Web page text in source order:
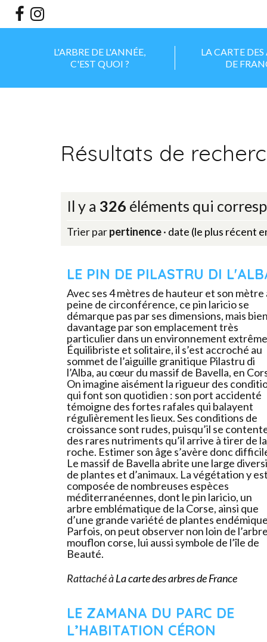
personnels
L'ARBRE DE L'ANNÉE,
C'EST QUOI ?
LA CARTE DES
DE
Résultats de
Il y a 326 éléments qui
Trier parpertinence· date (le plus récent
LE PIN DE PILASTRU DI
Avec ses 4 mètres de hauteur et son mètre
peine de circonférence, ce pin laricio se
démarque pas par ses dimensions, mais bien
davantage par son emplacement très
particulier dans un environnement
Équilibriste et solitaire, il s’est accroché au
sommet de l’aiguille granitique Pilastru di
l’Alba, au cœur du massif de Bavella, en
On imagine aisément la rigueur des
qui font son quotidien : son port accidenté
témoigne des fortes rafales qui balayent
régulièrement les lieux. Ses conditions de
croissance sont rudes, puisqu’il se
des rares nutriments qu’il arrive à tirer de la
roche. Estimer son âge s’avère donc
Le massif de Bavella abrite une large
de plantes et d’animaux. La végétation y est
composée de nombreuses espèces
méditerranéennes, dont le pin laricio, un
arbre emblématique de la Corse, ainsi que
d’une grande variété de plantes
Parfois, on peut observer non loin de
mouflon corse, lui aussi symbole de l’île de
Beauté.
Rattaché àLa carte des arbres de France
LE ZAMANA DU PARC DE
L’HABITATION CÉRON